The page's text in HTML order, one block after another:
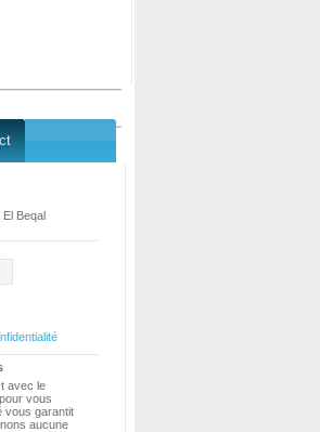
Beqal
avec le
vous
vous garantit
aucune